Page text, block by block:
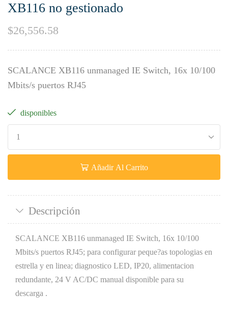
XB116 no gestionado
$26,556.58
SCALANCE XB116 unmanaged IE Switch, 16x 10/100
Mbits/s puertos RJ45
disponibles
Añadir Al Carrito
Descripción
SCALANCE XB116 unmanaged IE Switch, 16x 10/100
Mbits/s puertos RJ45; para configurar peque?as topologias en
estrella y en linea; diagnostico LED, IP20, alimentacion
redundante, 24 V AC/DC manual disponible para su
descarga .